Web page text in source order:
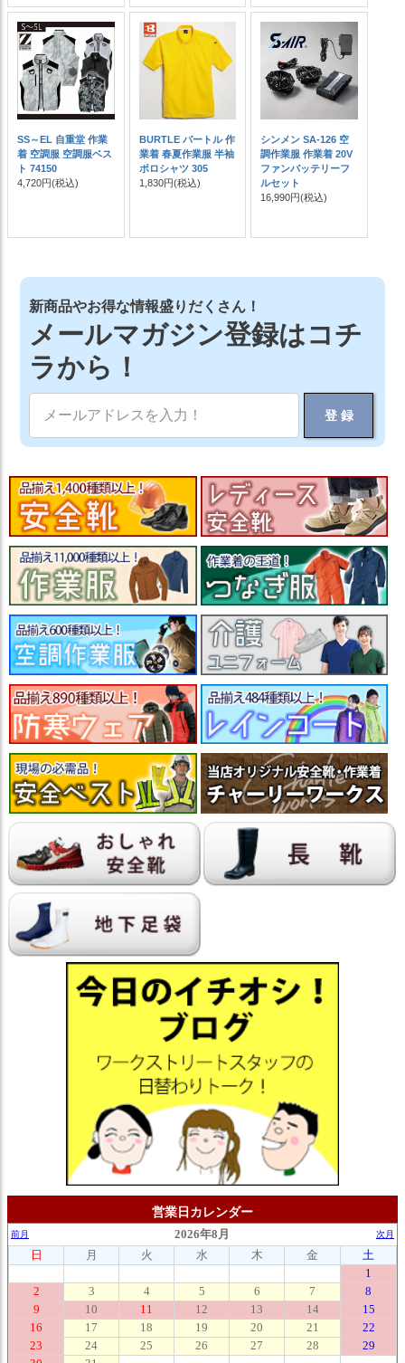
SS～EL 自重堂 作業
着 空調服 空調服ベス
ト 74150
4,720円(税込)
BURTLE バートル 作
業着 春夏作業服 半袖
ポロシャツ 305
1,830円(税込)
シンメン SA-126 空
調作業服 作業着 20V
ファンバッテリーフ
ルセット
16,990円(税込)
新商品やお得な情報盛りだくさん！
メールマガジン登録はコチ
ラから！
営業日カレンダー